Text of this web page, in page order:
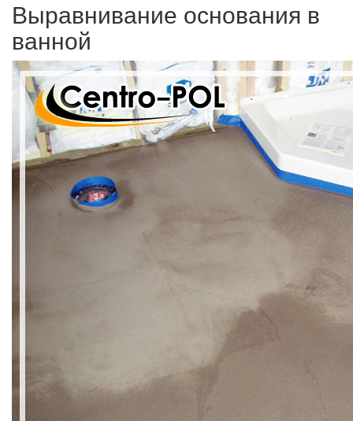
Выравнивание основания в
ванной